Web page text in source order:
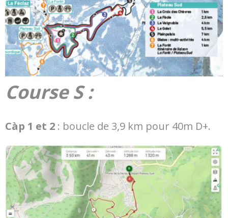
Course S :
Càp 1 et 2 : boucle de 3,9 km pour 40m D+.